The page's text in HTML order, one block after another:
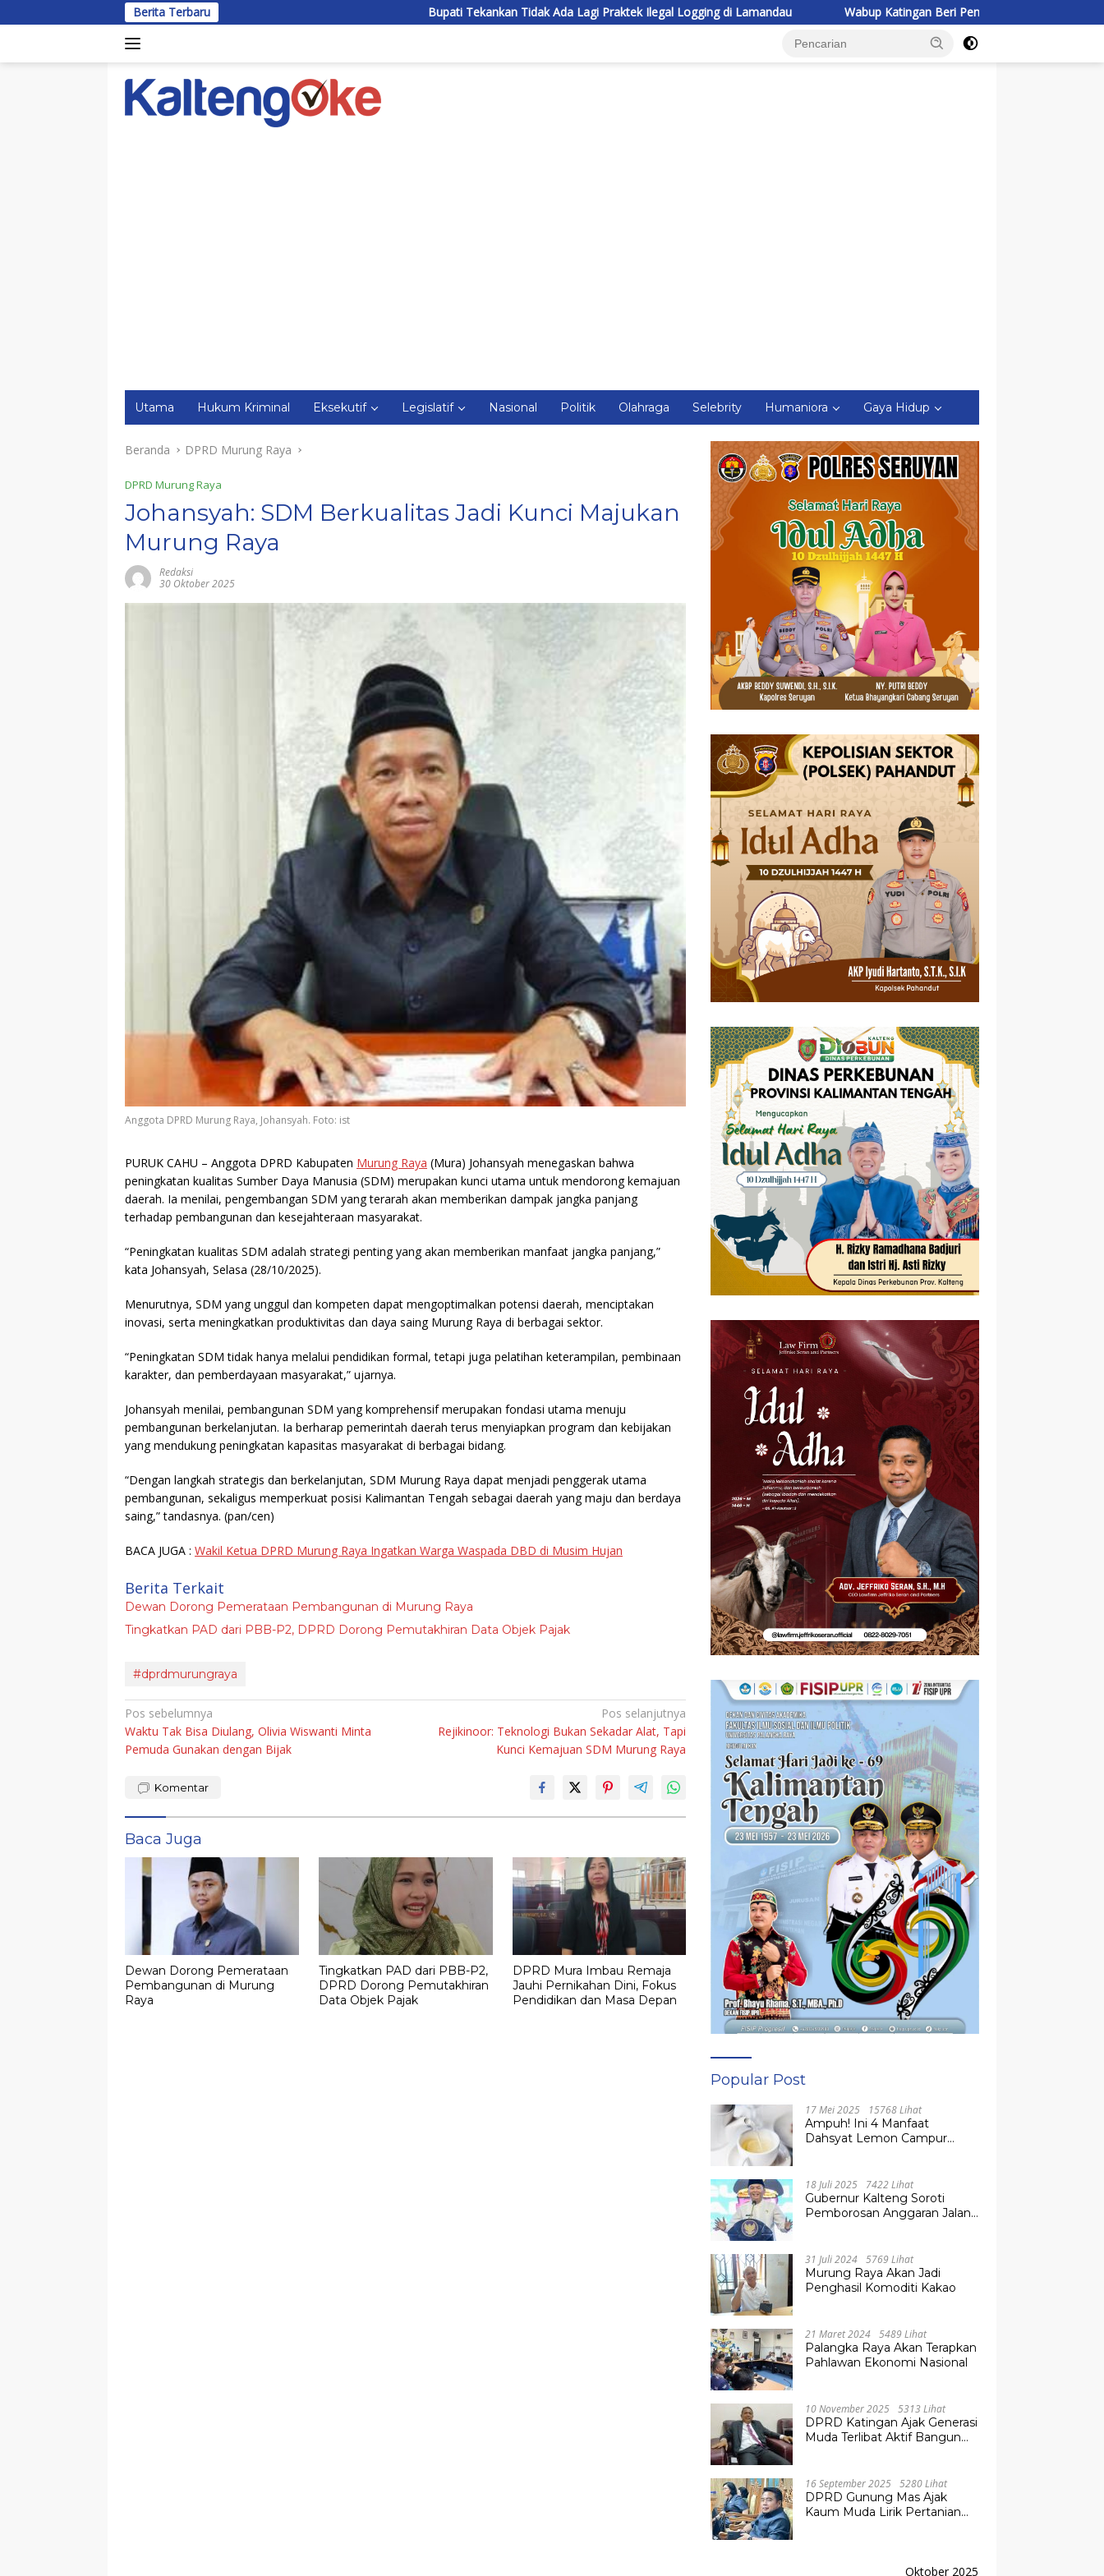
ke
Berita Terbaru Bupati Tekankan Tidak Ada Lagi Praktek Ilegal Logging di Lamandau Wabup Katingan Beri Pembekalan Kontingen Jambore Nasional
Utama Hukum Kriminal Eksekutif Legislatif Nasional Politik Olahraga Selebrity Humaniora Gaya Hidup
Beranda DPRD Murung Raya
DPRD Murung Raya
Johansyah: SDM Berkualitas Jadi Kunci Majukan
Murung Raya
Redaksi
30 Oktober 2025
Anggota DPRD Murung Raya, Johansyah. Foto: ist
PURUK CAHU – Anggota DPRD Kabupaten Murung Raya (Mura) Johansyah menegaskan bahwa
peningkatan kualitas Sumber Daya Manusia (SDM) merupakan kunci utama untuk mendorong kemajuan
daerah. Ia menilai, pengembangan SDM yang terarah akan memberikan dampak jangka panjang
terhadap pembangunan dan kesejahteraan masyarakat.
“Peningkatan kualitas SDM adalah strategi penting yang akan memberikan manfaat jangka panjang,”
kata Johansyah, Selasa (28/10/2025).
Menurutnya, SDM yang unggul dan kompeten dapat mengoptimalkan potensi daerah, menciptakan
inovasi, serta meningkatkan produktivitas dan daya saing Murung Raya di berbagai sektor.
“Peningkatan SDM tidak hanya melalui pendidikan formal, tetapi juga pelatihan keterampilan, pembinaan
karakter, dan pemberdayaan masyarakat,” ujarnya.
Johansyah menilai, pembangunan SDM yang komprehensif merupakan fondasi utama menuju
pembangunan berkelanjutan. Ia berharap pemerintah daerah terus menyiapkan program dan kebijakan
yang mendukung peningkatan kapasitas masyarakat di berbagai bidang.
“Dengan langkah strategis dan berkelanjutan, SDM Murung Raya dapat menjadi penggerak utama
pembangunan, sekaligus memperkuat posisi Kalimantan Tengah sebagai daerah yang maju dan berdaya
saing,” tandasnya. (pan/cen)
BACA JUGA : Wakil Ketua DPRD Murung Raya Ingatkan Warga Waspada DBD di Musim Hujan
Berita Terkait
Dewan Dorong Pemerataan Pembangunan di Murung Raya
Tingkatkan PAD dari PBB-P2, DPRD Dorong Pemutakhiran Data Objek Pajak
#dprdmurungraya
Navigasi
pos
Pos sebelumnya
Waktu Tak Bisa Diulang, Olivia Wiswanti Minta
Pemuda Gunakan dengan Bijak
Pos selanjutnya
Rejikinoor: Teknologi Bukan Sekadar Alat, Tapi
Kunci Kemajuan SDM Murung Raya
Komentar
Baca Juga
Dewan Dorong Pemerataan
Pembangunan di Murung
Raya
Tingkatkan PAD dari PBB-P2,
DPRD Dorong Pemutakhiran
Data Objek Pajak
DPRD Mura Imbau Remaja
Jauhi Pernikahan Dini, Fokus
Pendidikan dan Masa Depan
Popular Post
17 Mei 2025 15768 Lihat
Ampuh! Ini 4 Manfaat
Dahsyat Lemon Campur
18 Juli 2025 7422 Lihat
Gubernur Kalteng Soroti
Pemborosan Anggaran Jalan
31 Juli 2024 5769 Lihat
Murung Raya Akan Jadi
Penghasil Komoditi Kakao
21 Maret 2024 5489 Lihat
Palangka Raya Akan Terapkan
Pahlawan Ekonomi Nasional
10 November 2025 5313 Lihat
DPRD Katingan Ajak Generasi
Muda Terlibat Aktif Bangun
16 September 2025 5280 Lihat
DPRD Gunung Mas Ajak
Kaum Muda Lirik Pertanian
Oktober 2025